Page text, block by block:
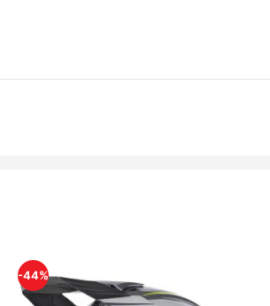
-44%